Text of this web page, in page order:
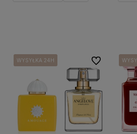
WYSYŁKA 24H
WYSYŁKA 24H
WYSYŁKA 24H Do ulubionych